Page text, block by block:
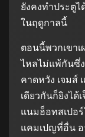
ยังคงทำประตูไ
ในฤดูกาลนี้
ตอนนี้พวกเขา
ไหลไม่แพ้กันซึ่
คาดหวัง เจมส์
เดียวกันก็ยิงไ
แนมฮ็อทสเปอ
แคมเปญที่อื่น อ